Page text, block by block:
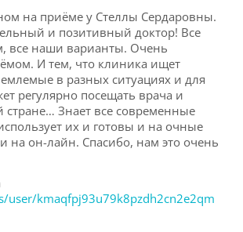
на приёме у Стеллы Сердаровны.
и позитивный доктор! Все
все наши варианты. Очень
И тем, что клиника ищет
в разных ситуациях и для
регулярно посещать врача и
стране… Знает все современные
их и готовы и на очные
на он-лайн. Спасибо, нам это очень
user/kmaqfpj93u79k8pzdh2cn2e2qm